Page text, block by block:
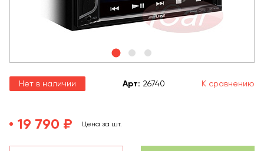
Нет в наличии Арт: 26740 К сравнению
19 790 ₽ Цена за шт.